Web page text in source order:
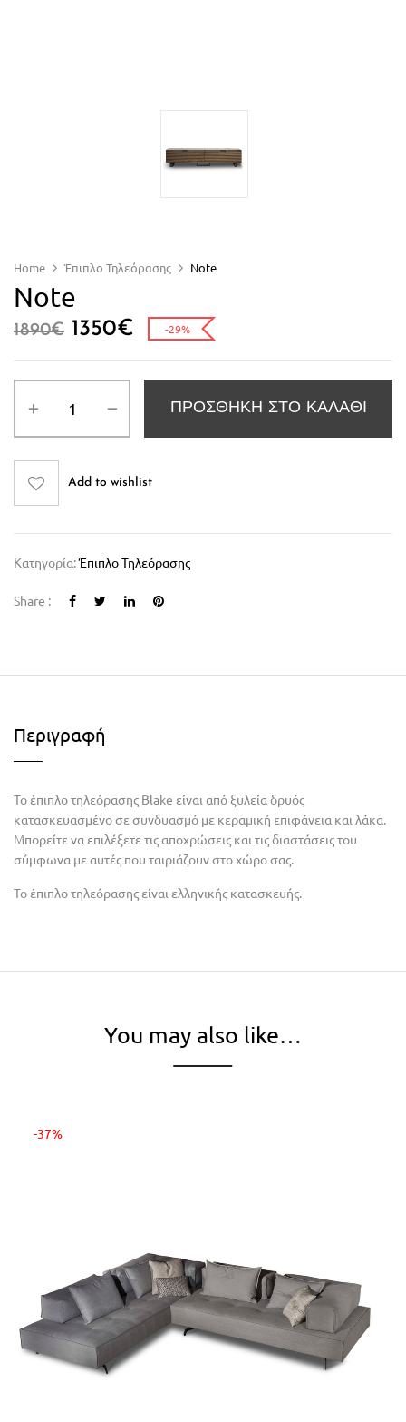
Home Έπιπλο Τηλεόρασης Note
Note
1890€ 1350€ -29%
ΠΡΟΣΘΉΚΗ ΣΤΟ ΚΑΛΆΘΙ
Add to wishlist
Κατηγορία:Έπιπλο Τηλεόρασης
Share :
Περιγραφή
Το έπιπλο τηλεόρασης Blake είναι από ξυλεία δρυός
κατασκευασμένο σε συνδυασμό με κεραμική επιφάνεια και λάκα.
Μπορείτε να επιλέξετε τις αποχρώσεις και τις διαστάσεις του
σύμφωνα με αυτές που ταιριάζουν στο χώρο σας.
Το έπιπλο τηλεόρασης είναι ελληνικής κατασκευής.
You may also like…
-37%